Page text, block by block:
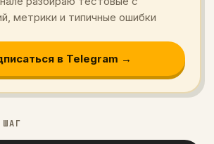
метрики и типичные ошибки
в Telegram →